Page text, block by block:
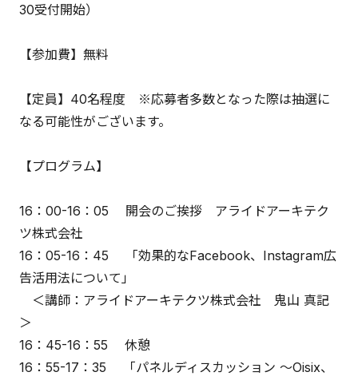
30受付開始）
【参加費】無料
【定員】40名程度 ※応募者多数となった際は抽選に
なる可能性がございます。
【プログラム】
16：00-16：05 開会のご挨拶 アライドアーキテク
ツ株式会社
16：05-16：45 「効果的なFacebook、Instagram広
告活用法について」
＜講師：アライドアーキテクツ株式会社 鬼山 真記
＞
16：45-16：55 休憩
16：55-17：35 「パネルディスカッション 〜Oisix、